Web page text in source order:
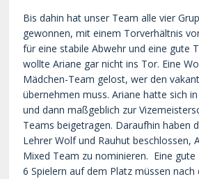
Bis dahin hat unser Team alle vier
gewonnen, mit einem Torverhältnis
für eine stabile Abwehr und eine gute
wollte Ariane gar nicht ins Tor. Eine
Mädchen-Team gelost, wer den
übernehmen muss. Ariane hatte sich
und dann maßgeblich zur
Teams beigetragen. Daraufhin haben
Lehrer Wolf und Rauhut beschlossen,
Mixed Team zu nominieren. Eine gute
6 Spielern auf dem Platz müssen nach